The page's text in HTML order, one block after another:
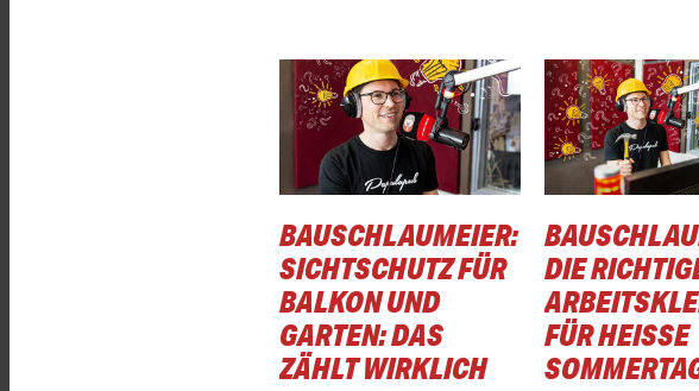
BAUSCHLAUMEIER:
SICHTSCHUTZ FÜR
BALKON UND
GARTEN: DAS
ZÄHLT WIRKLICH
DIE
FÜR HEISSE S